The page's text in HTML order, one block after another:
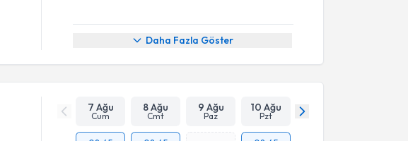
Daha Fazla Göster
7 Ağu
Cum
8 Ağu
Cmt
9 Ağu
Paz
10 Ağu
Pzt